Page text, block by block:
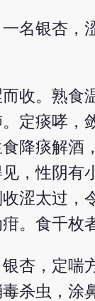
一名银杏，
收。熟食
定痰哮，
降痰解酒
，性阴有
涩太过，
。食千枚
银杏，定喘
杀虫，涂